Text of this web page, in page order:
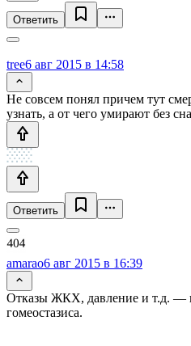
Ответить
tree6 авг 2015 в 14:58
Не совсем понял причем тут
узнать, а от чего умирают без
Ответить
amarao6 авг 2015 в 16:39
Отказы ЖКХ, давление и т.д. —
гомеостазиса.